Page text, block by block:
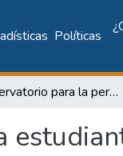
Políticas
Un observatorio para la permanencia estudiantil en el ITM, Institución Universitaria